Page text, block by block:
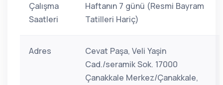
Çalışma
Saatleri
Haftanın 7 günü (Resmi Bayram
Tatilleri Hariç)
Adres
Cevat Paşa, Veli Yaşin
Cad./seramik Sok. 17000
Çanakkale Merkez/Çanakkale,